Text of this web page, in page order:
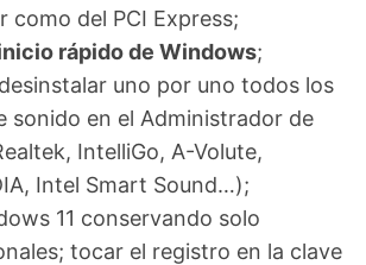
como del PCI Express;
rápido de Windows;
uno por uno todos los
sonido en el Administrador de
IntelliGo, A-Volute,
Intel Smart Sound…);
11 conservando solo
tocar el registro en la clave